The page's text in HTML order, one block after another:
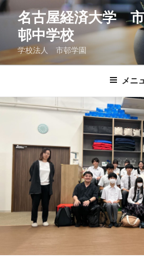
コ
ン
ツ
キ
名古屋経済大学
邨中学校
学校法人 市邨学園
メニ